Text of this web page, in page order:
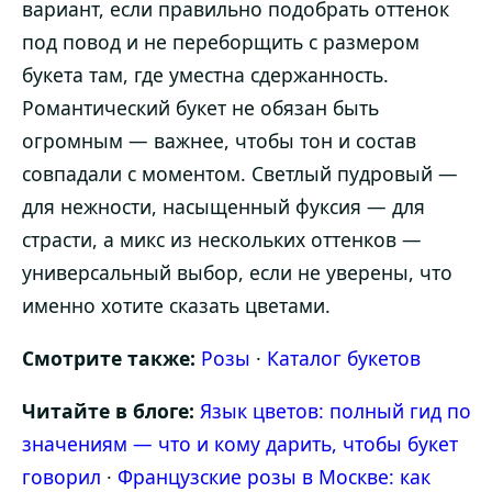
вариант, если правильно подобрать оттенок
под повод и не переборщить с размером
букета там, где уместна сдержанность.
Романтический букет не обязан быть
огромным — важнее, чтобы тон и состав
совпадали с моментом. Светлый пудровый —
для нежности, насыщенный фуксия — для
страсти, а микс из нескольких оттенков —
универсальный выбор, если не уверены, что
именно хотите сказать цветами.
Смотрите также: Розы · Каталог букетов
Читайте в блоге: Язык цветов: полный гид по
значениям — что и кому дарить, чтобы букет
говорил · Французские розы в Москве: как